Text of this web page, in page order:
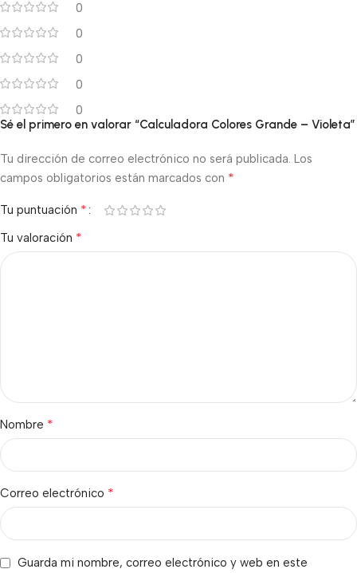
0
0
0
0
0
Sé el primero en valorar “Calculadora Colores Grande – Violeta”
Tu dirección de correo electrónico no será publicada. Los
campos obligatorios están marcados con *
Tu puntuación *
Tu valoración *
Nombre *
Correo electrónico *
Guarda mi nombre, correo electrónico y web en este